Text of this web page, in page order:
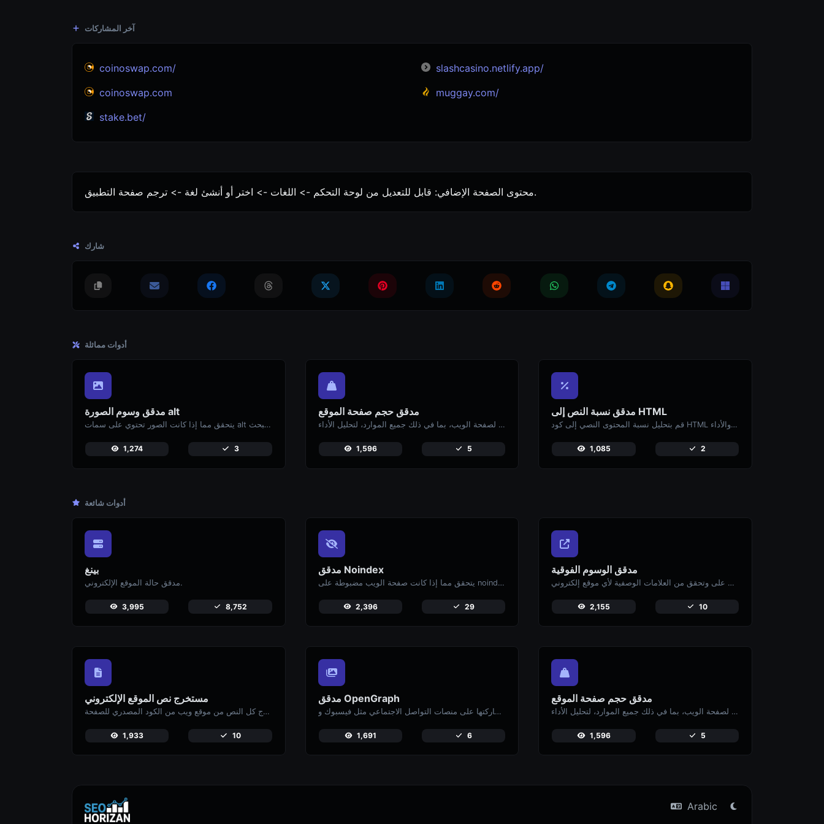
آخر المشاركات
coinoswap.com/
slashcasino.netlify.app/
coinoswap.com
muggay.com/
stake.bet/
محتوى الصفحة الإضافي: قابل للتعديل من لوحة التحكم -> اللغات -> اختر أو أنشئ لغة -> ترجم صفحة التطبيق.
شارك
أدوات مماثلة
مدقق وسوم الصورة alt
يتحقق مما إذا كانت الصور تحتوي على سمات alt للوصول والتحسين لمحركات البحث.
1,274 3
مدقق حجم صفحة الموقع
تحقق من الحجم الإجمالي لصفحة الويب، بما في ذلك جميع الموارد، لتحليل الأداء.
1,596 5
مدقق نسبة النص إلى HTML
قم بتحليل نسبة المحتوى النصي إلى كود HTML لتحسين البحث العضوي والأداء.
1,085 2
أدوات شائعة
بينغ
مدقق حالة الموقع الإلكتروني.
3,995 8,752
مدقق Noindex
يتحقق مما إذا كانت صفحة الويب مضبوطة على noindex، مما يمنعها من الظهور في محركات البحث.
2,396 29
مدقق الوسوم الفوقية
احصل على وتحقق من العلامات الوصفية لأي موقع إلكتروني.
2,155 10
مستخرج نص الموقع الإلكتروني
استخرج كل النص من موقع ويب من الكود المصدري للصفحة.
1,933 10
مدقق OpenGraph
أدخل رابط موقعك الإلكتروني لمعاينة كيف تظهر صفحاتك عند مشاركتها على منصات التواصل الاجتماعي مثل فيسبوك و X (تويتر).
1,691 6
مدقق حجم صفحة الموقع
تحقق من الحجم الإجمالي لصفحة الويب، بما في ذلك جميع الموارد، لتحليل الأداء.
1,596 5
Arabic